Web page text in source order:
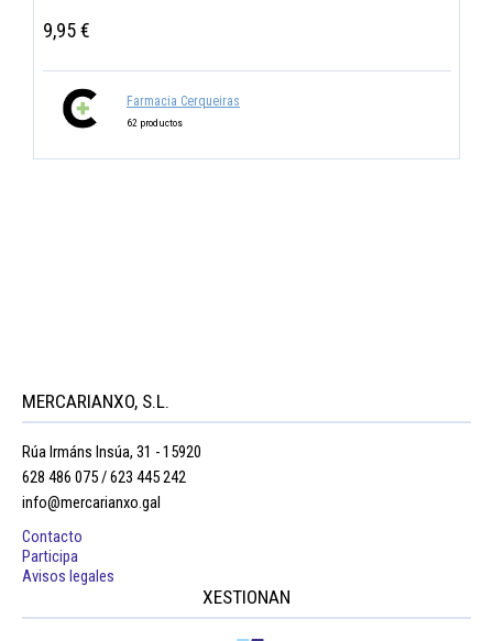
9,95 €
Farmacia Cerqueiras
62 productos
MERCARIANXO, S.L.
Rúa Irmáns Insúa, 31 - 15920
628 486 075 / 623 445 242
info@mercarianxo.gal
Contacto
Participa
Avisos legales
XESTIONAN